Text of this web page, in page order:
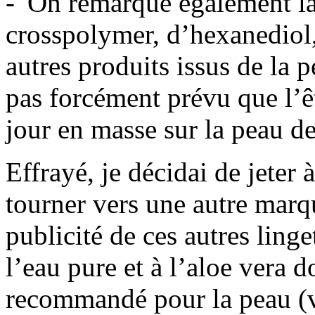
crosspolymer,
autres produits issus de la
pas forcément prévu que
jour en masse sur la peau
Effrayé, je décidai de jeter
tourner vers une autre
publicité de ces autres
l’eau pure et à l’aloe vera
recommandé pour la peau